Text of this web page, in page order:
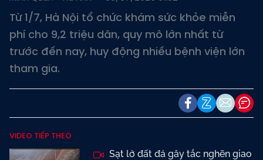
Từ 1/7, Hà Nội tổ chức khám sức khỏe miễn
phí cho 9,2 triệu dân, quy mô lớn nhất từ
trước đến nay, huy động nhiều bệnh viện lớn
tham gia.
VIDEO TIẾP THEO
Sạt lở đất đá gây tắc nghẽn giao